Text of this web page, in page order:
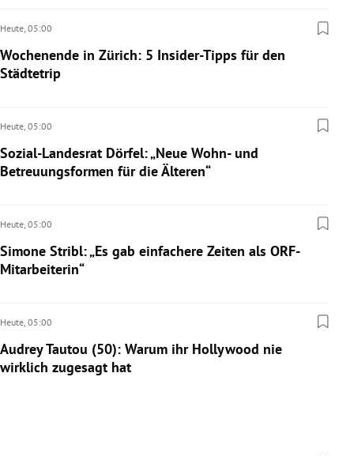
Heute, 05:00
Wochenende in Zürich: 5 Insider-Tipps für den
Städtetrip
Heute, 05:00
Sozial-Landesrat Dörfel: „Neue Wohn- und
Betreuungsformen für die Älteren“
Heute, 05:00
Simone Stribl: „Es gab einfachere Zeiten als ORF-
Mitarbeiterin“
Heute, 05:00
Audrey Tautou (50): Warum ihr Hollywood nie
wirklich zugesagt hat